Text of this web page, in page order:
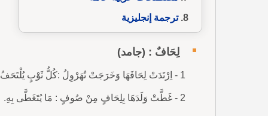
ترجمة إنجليزية
لِحَافٌ : (جامد)
1 - اِرْتَدَتْ لِحَافَهَا وَخَرَجَتْ تُهَرْوِلُ :كُلُّ ثَوْبٍ يُلْتَحَفُ بِهِ.
2 - غَطَّتْ وَلَدَهَا بِلِحَافٍ مِنْ صُوفٍ : مَا يُتَغَطَّى بِهِ.